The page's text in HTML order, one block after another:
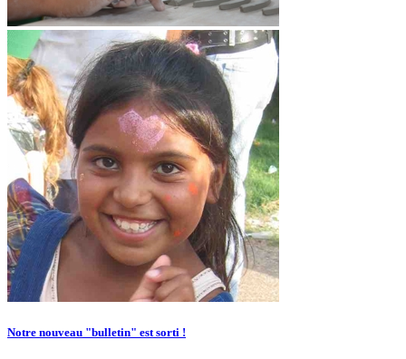
Notre nouveau "bulletin" est sorti !